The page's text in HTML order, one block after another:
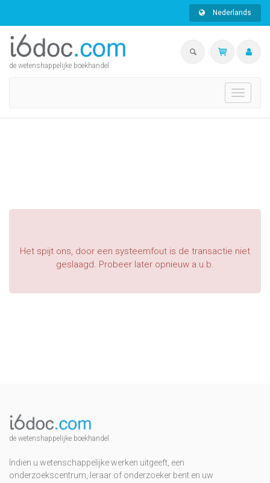
Nederlands
de wetenshappelijke boekhandel
Toggle
Het spijt ons, door een systeemfout is de transactie niet
geslaagd. Probeer later opnieuw a.u.b.
de wetenshappelijke boekhandel
Indien u wetenschappelijke werken uitgeeft, een
onderzoekscentrum, leraar of onderzoeker bent en uw